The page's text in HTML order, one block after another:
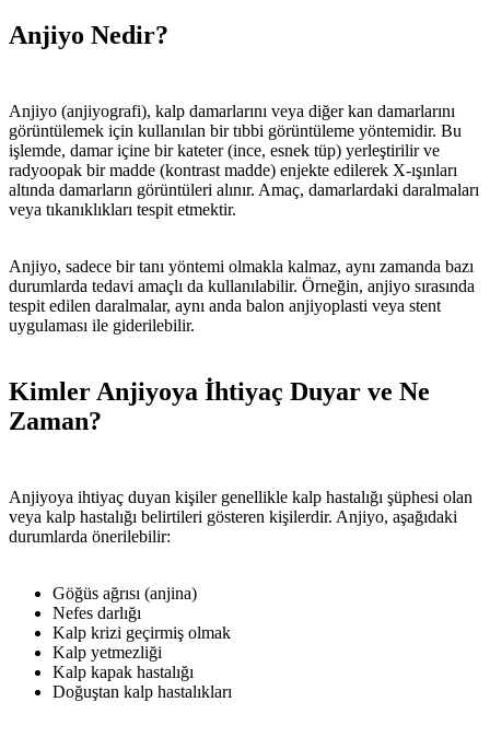
Anjiyo Nedir?
Anjiyo (anjiyografi), kalp damarlarını veya diğer kan damarlarını
görüntülemek için kullanılan bir tıbbi görüntüleme yöntemidir. Bu
işlemde, damar içine bir kateter (ince, esnek tüp) yerleştirilir ve
radyoopak bir madde (kontrast madde) enjekte edilerek X-ışınları
altında damarların görüntüleri alınır. Amaç, damarlardaki daralmaları
veya tıkanıklıkları tespit etmektir.
Anjiyo, sadece bir tanı yöntemi olmakla kalmaz, aynı zamanda bazı
durumlarda tedavi amaçlı da kullanılabilir. Örneğin, anjiyo sırasında
tespit edilen daralmalar, aynı anda balon anjiyoplasti veya stent
uygulaması ile giderilebilir.
Kimler Anjiyoya İhtiyaç Duyar ve Ne
Zaman?
Anjiyoya ihtiyaç duyan kişiler genellikle kalp hastalığı şüphesi olan
veya kalp hastalığı belirtileri gösteren kişilerdir. Anjiyo, aşağıdaki
durumlarda önerilebilir:
Göğüs ağrısı (anjina)
Nefes darlığı
Kalp krizi geçirmiş olmak
Kalp yetmezliği
Kalp kapak hastalığı
Doğuştan kalp hastalıkları